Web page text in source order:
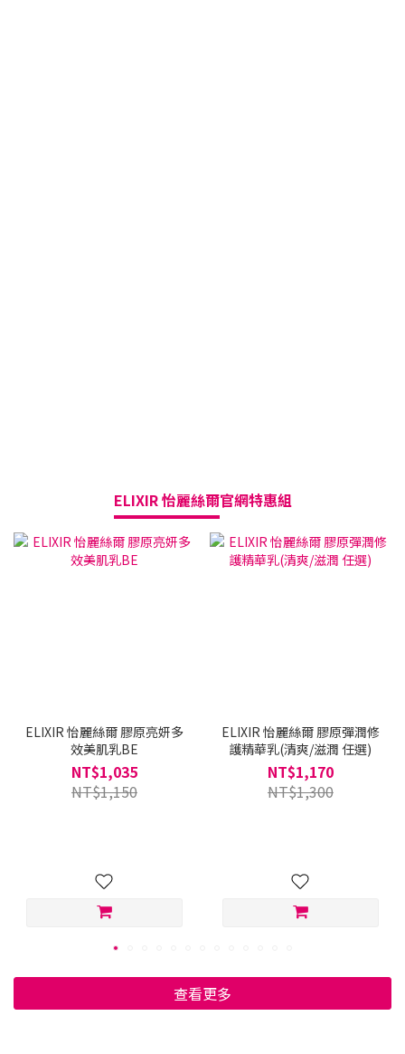
ELIXIR 怡麗絲爾官網特惠組
ELIXIR 怡麗絲爾 膠原亮妍多
效美肌乳BE
NT$1,035
NT$1,150
ELIXIR 怡麗絲爾 膠原彈潤修
護精華乳(清爽/滋潤 任選)
NT$1,170
NT$1,300
查看更多